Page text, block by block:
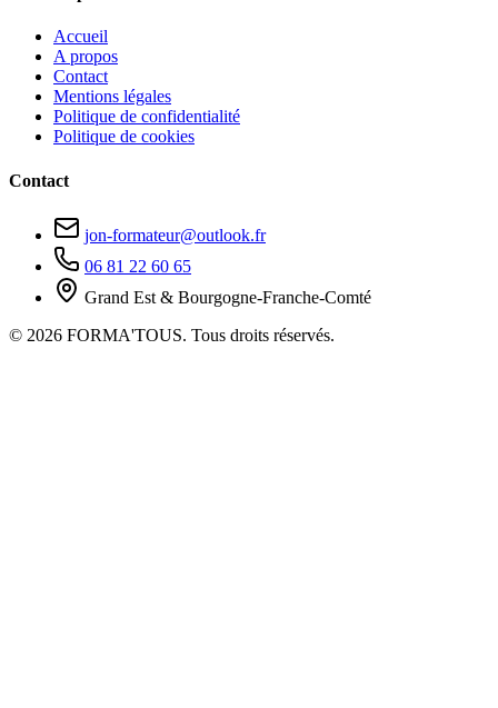
Accueil
A propos
Contact
Mentions légales
Politique de confidentialité
Politique de cookies
Contact
jon-formateur@outlook.fr
06 81 22 60 65
Grand Est & Bourgogne-Franche-Comté
© 2026 FORMA'TOUS. Tous droits réservés.